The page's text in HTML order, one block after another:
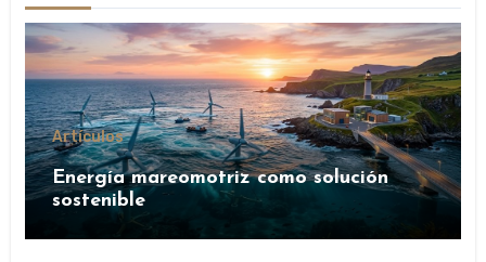
Artículos
Energía mareomotriz como solución
sostenible